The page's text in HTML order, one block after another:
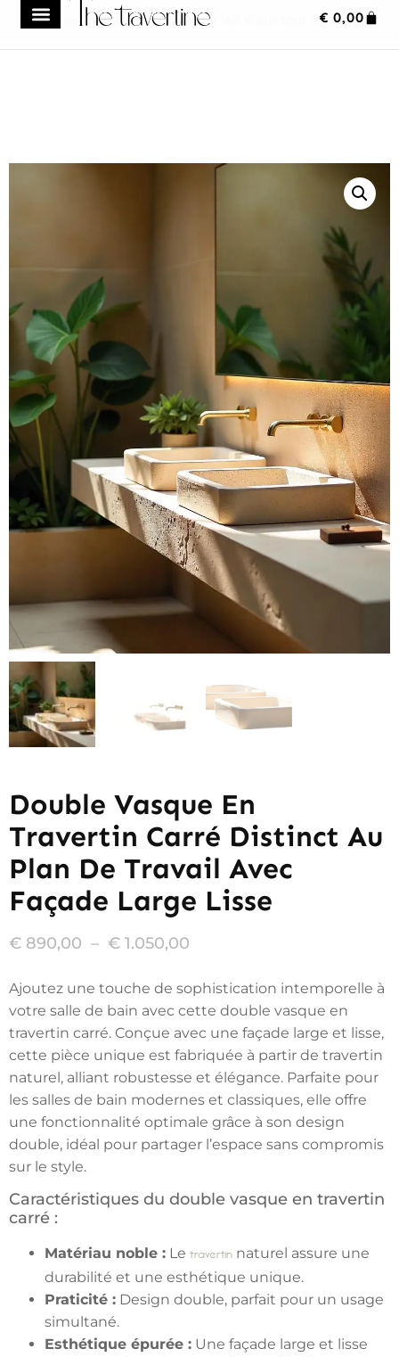
Frais de transport réduit à 149 € sur tout le site
€ 0,00
Double Vasque En
Travertin Carré Distinct Au
Plan De Travail Avec
Façade Large Lisse
€ 890,00 – € 1.050,00
Ajoutez une touche de sophistication intemporelle à
votre salle de bain avec cette double vasque en
travertin carré. Conçue avec une façade large et lisse,
cette pièce unique est fabriquée à partir de travertin
naturel, alliant robustesse et élégance. Parfaite pour
les salles de bain modernes et classiques, elle offre
une fonctionnalité optimale grâce à son design
double, idéal pour partager l’espace sans compromis
sur le style.
Caractéristiques du double vasque en travertin
carré :
Matériau noble : Le travertin naturel assure une
durabilité et une esthétique unique.
Praticité : Design double, parfait pour un usage
simultané.
Esthétique épurée : Une façade large et lisse